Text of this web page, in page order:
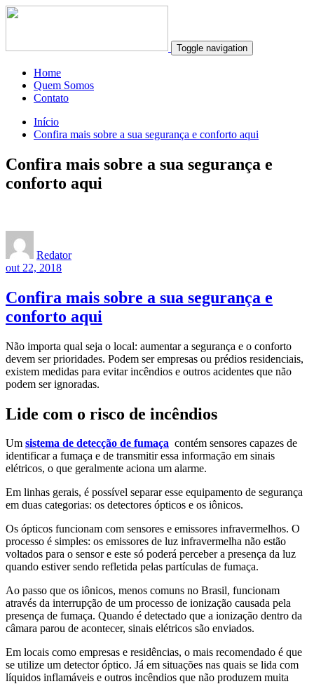
Toggle navigation
Home
Quem Somos
Contato
Início
Confira mais sobre a sua segurança e conforto aqui
Confira mais sobre a sua segurança e
conforto aqui
Redator
out 22, 2018
Confira mais sobre a sua segurança e
conforto aqui
Não importa qual seja o local: aumentar a segurança e o conforto
devem ser prioridades. Podem ser empresas ou prédios residenciais,
existem medidas para evitar incêndios e outros acidentes que não
podem ser ignoradas.
Lide com o risco de incêndios
Um sistema de detecção de fumaça contém sensores capazes de
identificar a fumaça e de transmitir essa informação em sinais
elétricos, o que geralmente aciona um alarme.
Em linhas gerais, é possível separar esse equipamento de segurança
em duas categorias: os detectores ópticos e os iônicos.
Os ópticos funcionam com sensores e emissores infravermelhos. O
processo é simples: os emissores de luz infravermelha não estão
voltados para o sensor e este só poderá perceber a presença da luz
quando estiver sendo refletida pelas partículas de fumaça.
Ao passo que os iônicos, menos comuns no Brasil, funcionam
através da interrupção de um processo de ionização causada pela
presença de fumaça. Quando é detectado que a ionização dentro da
câmara parou de acontecer, sinais elétricos são enviados.
Em locais como empresas e residências, o mais recomendado é que
se utilize um detector óptico. Já em situações nas quais se lida com
líquidos inflamáveis e outros incêndios que não produzem muita